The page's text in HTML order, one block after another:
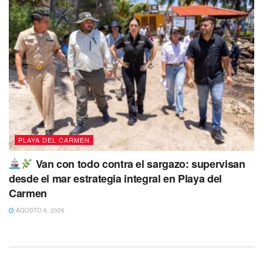
PLAYA DEL CARMEN
Van con todo contra el sargazo: supervisan
desde el mar estrategia integral en Playa del
Carmen
AGOSTO 6, 2026